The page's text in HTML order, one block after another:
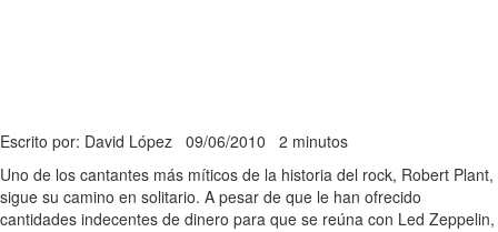
Escrito por: David López 09/06/2010 2 minutos
Uno de los cantantes más míticos de la historia del rock, Robert Plant,
sigue su camino en solitario. A pesar de que le han ofrecido
cantidades indecentes de dinero para que se reúna con Led Zeppelin,